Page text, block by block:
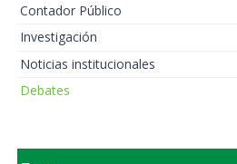
Contador Público
Investigación
Noticias institucionales
Debates